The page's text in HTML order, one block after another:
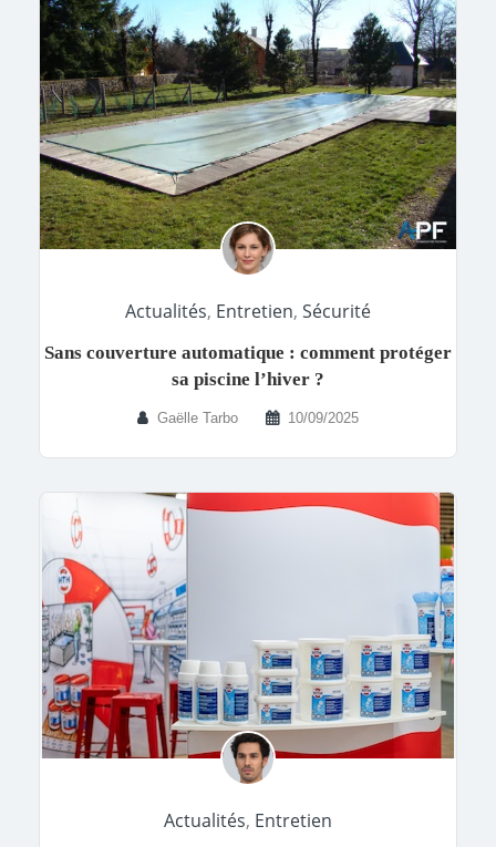
Actualités, Entretien, Sécurité
Sans couverture automatique : comment protéger
sa piscine l’hiver ?
Gaëlle Tarbo 10/09/2025
Actualités, Entretien